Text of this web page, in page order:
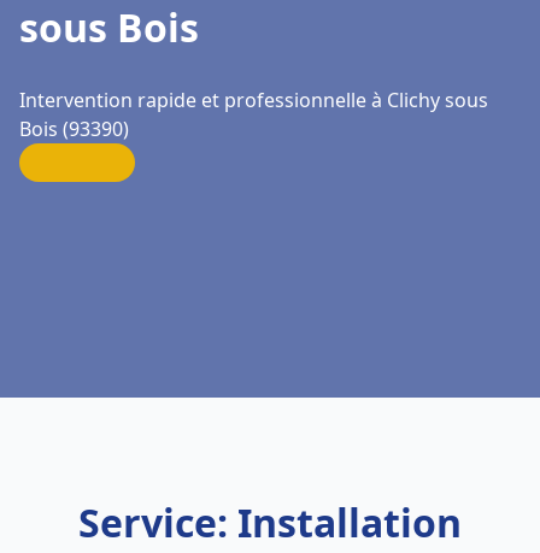
sous Bois
Intervention rapide et professionnelle à Clichy sous
Bois (93390)
Service: Installation